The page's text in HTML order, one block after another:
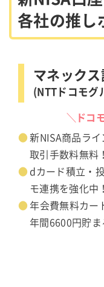
各社の推し
マネック
(NTTドコモグ
＼ドコ
新NISA商品ラ
取引手数料無料！
dカード積立・
モ連携を強化中！
年会費無料カー
年間6600円貯ま